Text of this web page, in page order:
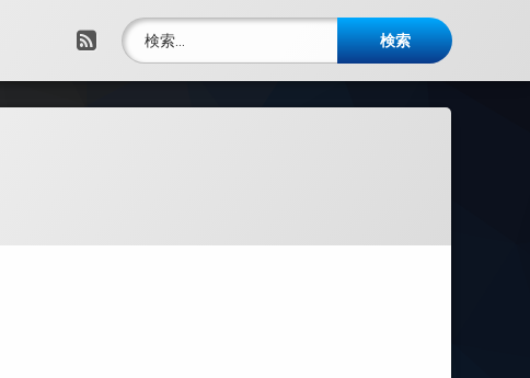
RSS
検索: